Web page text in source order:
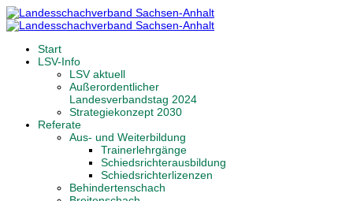
Start
LSV-Info
LSV aktuell
Außerordentlicher
Landesverbandstag 2024
Strategiekonzept 2030
Referate
Aus- und Weiterbildung
Trainerlehrgänge
Schiedsrichterausbildung
Schiedsrichterlizenzen
Behindertenschach